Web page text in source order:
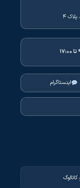
۴
اینستاگرام
کاتالوگ